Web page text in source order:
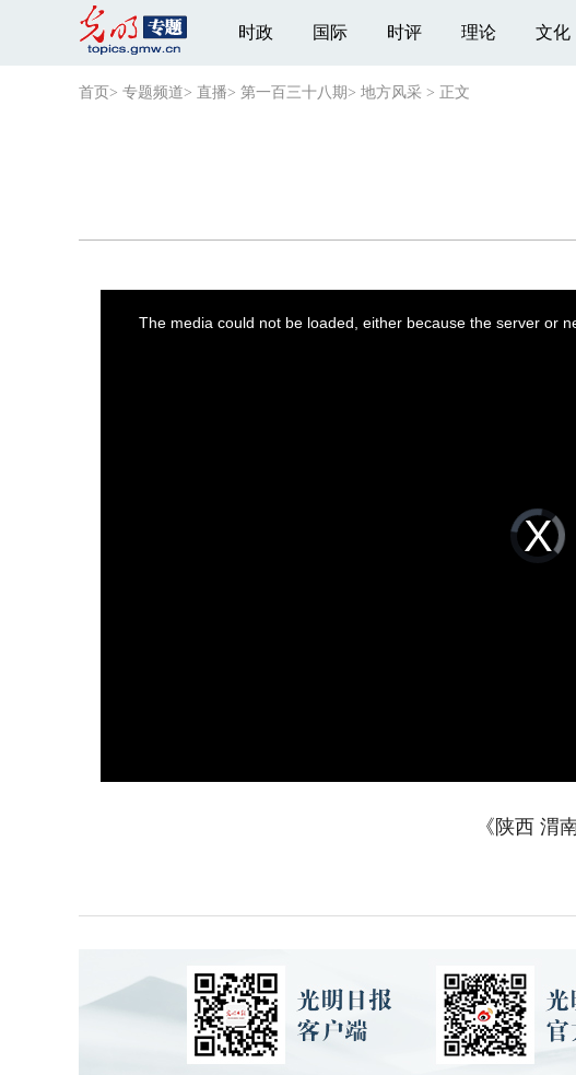
时政 国际 时评 理论 文化
首页 > 专题频道> 直播> 第一百三十八期> 地方风采 > 正文
Video
Player
loading.
The media could not be loaded, either because the server or
《陕西 渭南